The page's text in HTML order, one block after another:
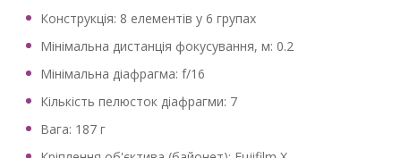
Конструкція: 8 елементів у 6 групах
Мінімальна дистанція фокусування, м: 0.2
Мінімальна діафрагма: f/16
Кількість пелюсток діафрагми: 7
Вага: 187 г